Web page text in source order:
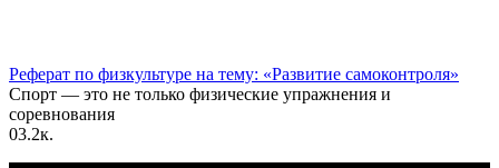
Реферат по физкультуре на тему: «Развитие самоконтроля»
Спорт — это не только физические упражнения и
соревнования
03.2к.